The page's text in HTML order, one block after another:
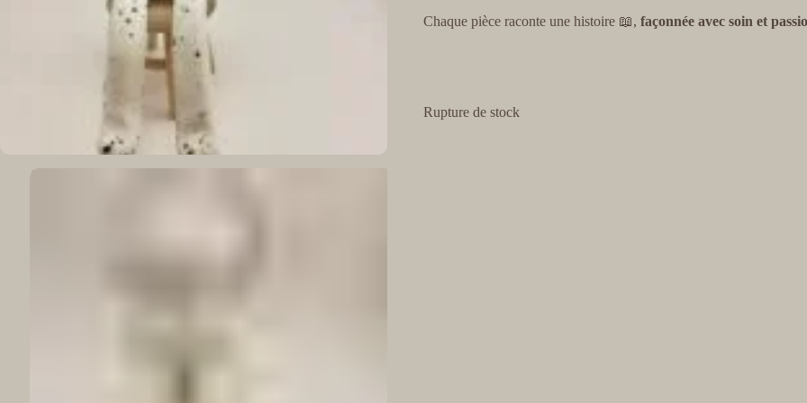
Chaque pièce raconte une histoire 📖, façonnée avec soin et
Rupture de stock